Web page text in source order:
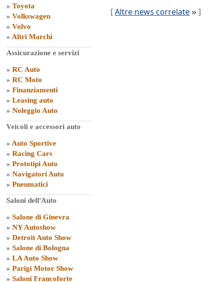
» Toyota
» Volkswagen
» Volvo
» Altri Marchi
Assicurazione e servizi
» RC Auto
» RC Moto
» Finanziamenti
» Leasing auto
» Noleggio Auto
Veicoli e accessori auto
» Auto Sportive
» Racing Cars
» Prototipi Auto
» Navigatori Auto
» Pneumatici
Saloni dell'Auto
» Salone di Ginevra
» NY Autoshow
» Detroit Auto Show
» Salone di Bologna
» LA Auto Show
» Parigi Motor Show
» Saloni Francoforte
[Altre news correlate » ]